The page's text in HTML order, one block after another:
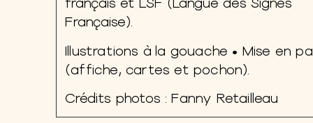
Française).
Illustrations à la gouache • Mise en
(affiche, cartes et pochon).
Crédits photos :Fanny Retailleau